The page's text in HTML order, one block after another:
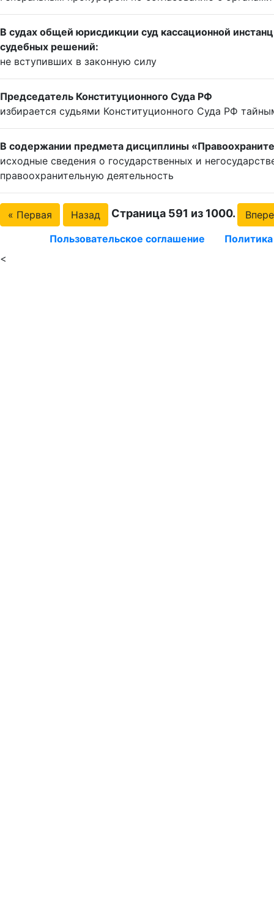
В судах общей юрисдикции суд кассационной
судебных решений:
не вступивших в законную силу
Председатель Конституционного Суда РФ
избирается судьями Конституционного Суда РФ
В содержании предмета дисциплины
исходные сведения о государственных и
правоохранительную деятельность
« Первая Назад Страница 591 из 1000.
Пользовательское соглашение
<